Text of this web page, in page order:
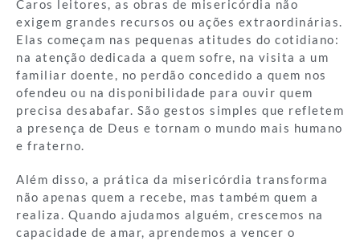
Caros leitores, as obras de misericórdia não
exigem grandes recursos ou ações extraordinárias.
Elas começam nas pequenas atitudes do cotidiano:
na atenção dedicada a quem sofre, na visita a um
familiar doente, no perdão concedido a quem nos
ofendeu ou na disponibilidade para ouvir quem
precisa desabafar. São gestos simples que refletem
a presença de Deus e tornam o mundo mais humano
e fraterno.
Além disso, a prática da misericórdia transforma
não apenas quem a recebe, mas também quem a
realiza. Quando ajudamos alguém, crescemos na
capacidade de amar, aprendemos a vencer o